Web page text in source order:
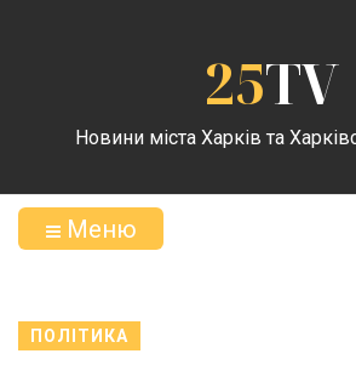
25TV
Новини міста Харків та
Меню
ПОЛІТИКА